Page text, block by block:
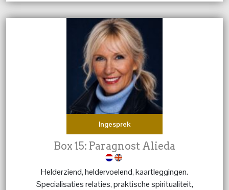
het met alle liefde en bezorgdheid zodat u snel weer
verder kan.
Ingesprek
Box 15: Paragnost Alieda
Helderziend, heldervoelend, kaartleggingen.
Specialisaties relaties, praktische spiritualiteit,